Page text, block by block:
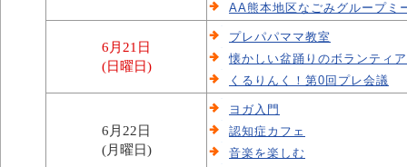
AA熊本地区なごみグループミ
6月21日
(日曜日)
プレパパママ教室
懐かしい盆踊りのボランティ
くるりんく！第0回プレ会議
6月22日
(月曜日)
ヨガ入門
認知症カフェ
音楽を楽しむ